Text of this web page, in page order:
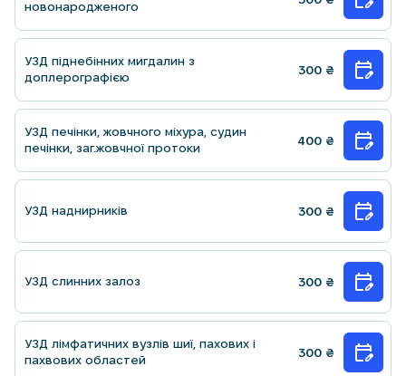
новонародженого
УЗД пiднебiнних мигдалин з
доплерографiєю
300 ₴
УЗД печiнки, жовчного мiхура, судин
печiнки, заг.жовчної протоки
400 ₴
УЗД наднирникiв 300 ₴
УЗД слинних залоз 300 ₴
УЗД лiмфатичних вузлiв шиї, пахових i
пахвових областей
300 ₴